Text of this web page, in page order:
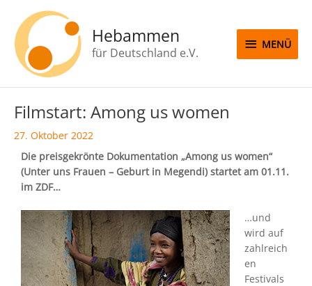
Inhalt
springen
Hebammen
für Deutschland e.V.
MENÜ
Filmstart: Among us women
27. Oktober 2022
Die preisgekrönte Dokumentation „Among us women“
(Unter uns Frauen – Geburt in Megendi) startet am 01.11.
im ZDF…
…und
wird auf
zahlreich
en
Festivals